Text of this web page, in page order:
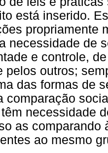
está inserido.
propriamente
necessidade de
e controle,
pelos outros;
das formas de
comparação
necessidade
as comparando
ao mesmo